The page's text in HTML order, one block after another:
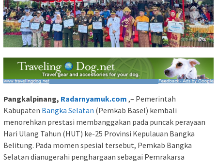
Pangkalpinang, Radarnyamuk.com ,– Pemerintah
Kabupaten Bangka Selatan (Pemkab Basel) kembali
menorehkan prestasi membanggakan pada puncak perayaan
Hari Ulang Tahun (HUT) ke-25 Provinsi Kepulauan Bangka
Belitung. Pada momen spesial tersebut, Pemkab Bangka
Selatan dianugerahi penghargaan sebagai Pemrakarsa